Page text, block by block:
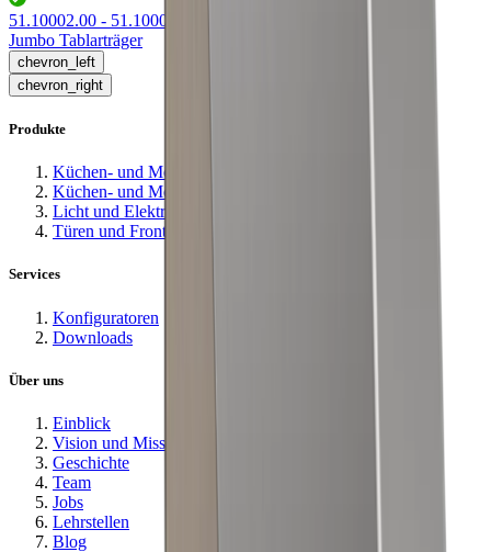
51.10002.00 - 51.10003.29
Jumbo Tablarträger
chevron_left
chevron_right
Produkte
Küchen- und Möbelausstattungen
Küchen- und Möbelbeschläge
Licht und Elektro
Türen und Fronten
Services
Konfiguratoren
Downloads
Über uns
Einblick
Vision und Mission
Geschichte
Team
Jobs
Lehrstellen
Blog